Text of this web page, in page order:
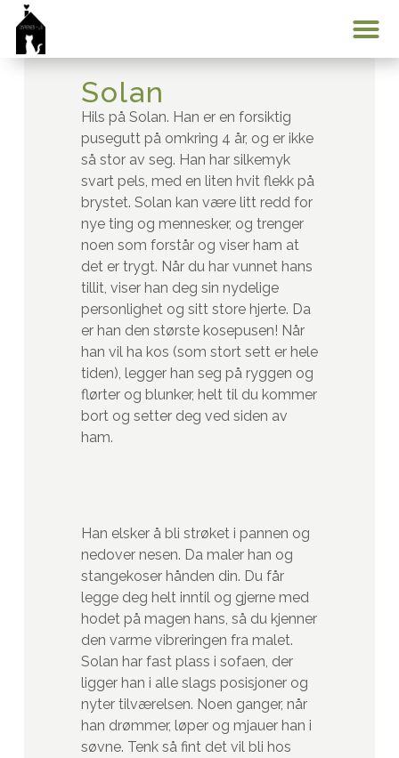
Solan
Hils på Solan. Han er en forsiktig
pusegutt på omkring 4 år, og er ikke
så stor av seg. Han har silkemyk
svart pels, med en liten hvit flekk på
brystet. Solan kan være litt redd for
nye ting og mennesker, og trenger
noen som forstår og viser ham at
det er trygt. Når du har vunnet hans
tillit, viser han deg sin nydelige
personlighet og sitt store hjerte. Da
er han den største kosepusen! Når
han vil ha kos (som stort sett er hele
tiden), legger han seg på ryggen og
flørter og blunker, helt til du kommer
bort og setter deg ved siden av
ham.
Han elsker å bli strøket i pannen og
nedover nesen. Da maler han og
stangekoser hånden din. Du får
legge deg helt inntil og gjerne med
hodet på magen hans, så du kjenner
den varme vibreringen fra malet.
Solan har fast plass i sofaen, der
ligger han i alle slags posisjoner og
nyter tilværelsen. Noen ganger, når
han drømmer, løper og mjauer han i
søvne. Tenk så fint det vil bli hos